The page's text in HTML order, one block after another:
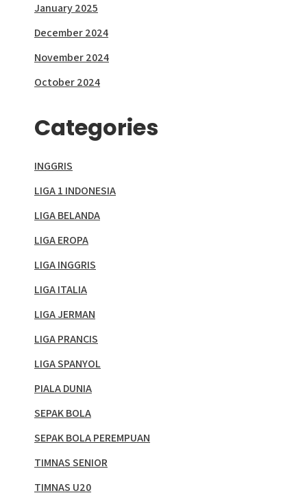
January 2025
December 2024
November 2024
October 2024
Categories
INGGRIS
LIGA 1 INDONESIA
LIGA BELANDA
LIGA EROPA
LIGA INGGRIS
LIGA ITALIA
LIGA JERMAN
LIGA PRANCIS
LIGA SPANYOL
PIALA DUNIA
SEPAK BOLA
SEPAK BOLA PEREMPUAN
TIMNAS SENIOR
TIMNAS U20